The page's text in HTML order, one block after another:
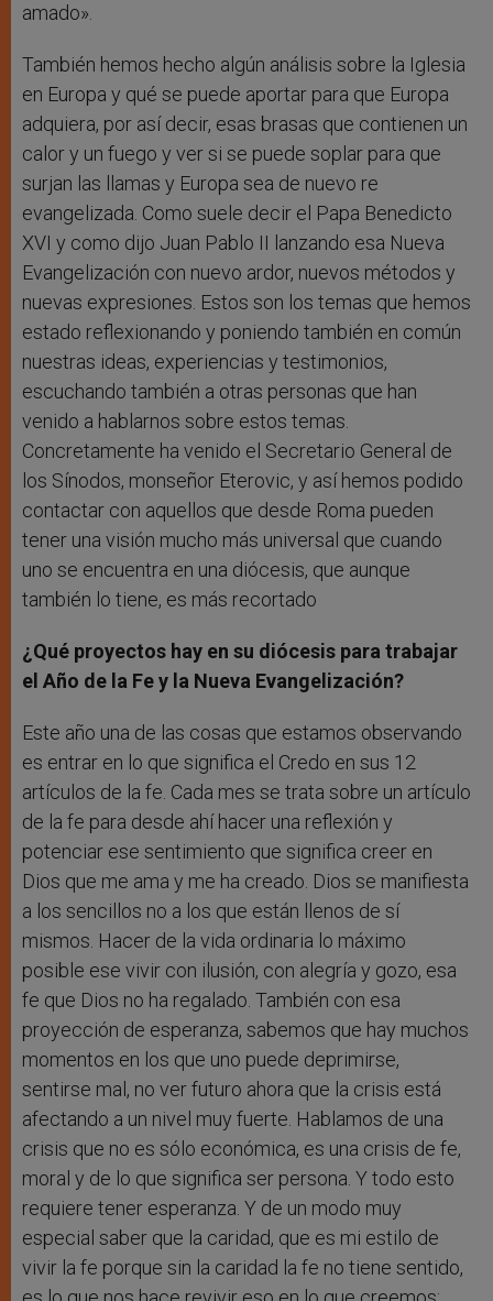
amado».
También hemos hecho algún análisis sobre la Iglesia
en Europa y qué se puede aportar para que Europa
adquiera, por así decir, esas brasas que contienen un
calor y un fuego y ver si se puede soplar para que
surjan las llamas y Europa sea de nuevo re
evangelizada. Como suele decir el Papa Benedicto
XVI y como dijo Juan Pablo II lanzando esa Nueva
Evangelización con nuevo ardor, nuevos métodos y
nuevas expresiones. Estos son los temas que hemos
estado reflexionando y poniendo también en común
nuestras ideas, experiencias y testimonios,
escuchando también a otras personas que han
venido a hablarnos sobre estos temas.
Concretamente ha venido el Secretario General de
los Sínodos, monseñor Eterovic, y así hemos podido
contactar con aquellos que desde Roma pueden
tener una visión mucho más universal que cuando
uno se encuentra en una diócesis, que aunque
también lo tiene, es más recortado
¿Qué proyectos hay en su diócesis para trabajar
el Año de la Fe y la Nueva Evangelización?
Este año una de las cosas que estamos observando
es entrar en lo que significa el Credo en sus 12
artículos de la fe. Cada mes se trata sobre un artículo
de la fe para desde ahí hacer una reflexión y
potenciar ese sentimiento que significa creer en
Dios que me ama y me ha creado. Dios se manifiesta
a los sencillos no a los que están llenos de sí
mismos. Hacer de la vida ordinaria lo máximo
posible ese vivir con ilusión, con alegría y gozo, esa
fe que Dios no ha regalado. También con esa
proyección de esperanza, sabemos que hay muchos
momentos en los que uno puede deprimirse,
sentirse mal, no ver futuro ahora que la crisis está
afectando a un nivel muy fuerte. Hablamos de una
crisis que no es sólo económica, es una crisis de fe,
moral y de lo que significa ser persona. Y todo esto
requiere tener esperanza. Y de un modo muy
especial saber que la caridad, que es mi estilo de
vivir la fe porque sin la caridad la fe no tiene sentido,